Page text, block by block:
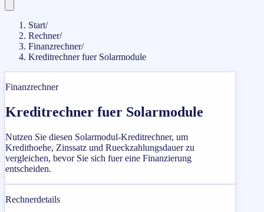
Start/
Rechner/
Finanzrechner/
Kreditrechner fuer Solarmodule
Finanzrechner
Kreditrechner fuer Solarmodule
Nutzen Sie diesen Solarmodul-Kreditrechner, um
Kredithoehe, Zinssatz und Rueckzahlungsdauer zu
vergleichen, bevor Sie sich fuer eine Finanzierung
entscheiden.
Rechnerdetails